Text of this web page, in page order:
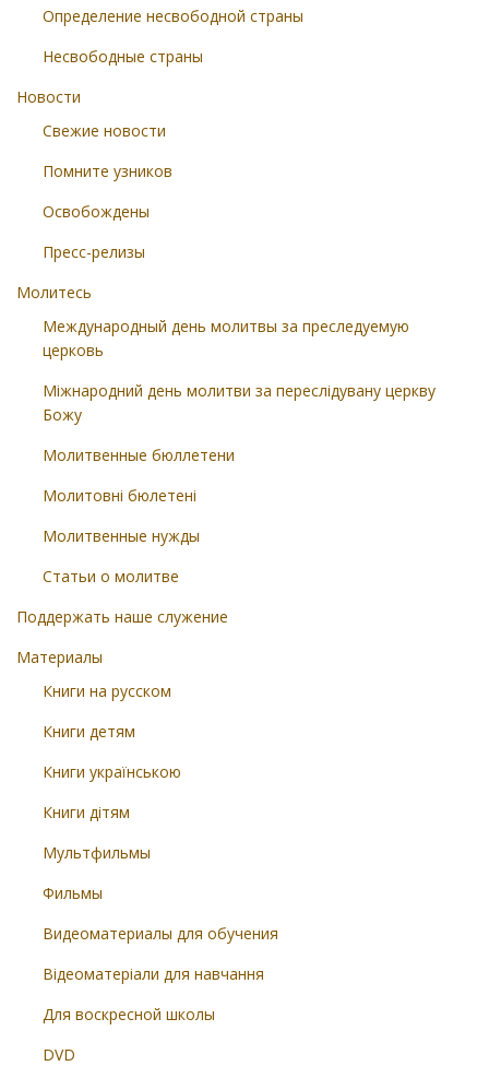
Определение несвободной страны
Несвободные страны
Новости
Свежие новости
Помните узников
Освобождены
Пресс-релизы
Молитесь
Международный день молитвы за преследуемую
церковь
Міжнародний день молитви за переслідувану церкву
Божу
Молитвенные бюллетени
Молитовні бюлетені
Молитвенные нужды
Статьи о молитве
Поддержать наше служение
Материалы
Книги на русском
Книги детям
Книги українською
Книги дітям
Мультфильмы
Фильмы
Видеоматериалы для обучения
Відеоматеріали для навчання
Для воскресной школы
DVD